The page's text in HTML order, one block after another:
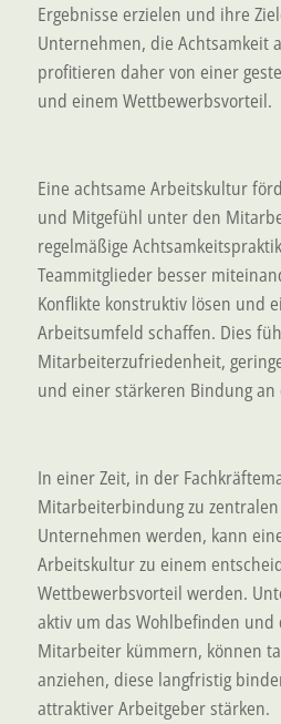
Ergebnisse erzielen und ihre
Unternehmen, die Achtsamkeit
profitieren daher von einer
und einem Wettbewerbsvorteil.
Eine achtsame Arbeitskultur
und Mitgefühl unter den
regelmäßige
Teammitglieder besser
Konflikte konstruktiv lösen und
Arbeitsumfeld schaffen. Dies
Mitarbeiterzufriedenheit,
und einer stärkeren Bindung
In einer Zeit, in der
Mitarbeiterbindung zu
Unternehmen werden, kann
Arbeitskultur zu einem
Wettbewerbsvorteil werden.
aktiv um das Wohlbefinden
Mitarbeiter kümmern, können
anziehen, diese langfristig
attraktiver Arbeitgeber stärken.